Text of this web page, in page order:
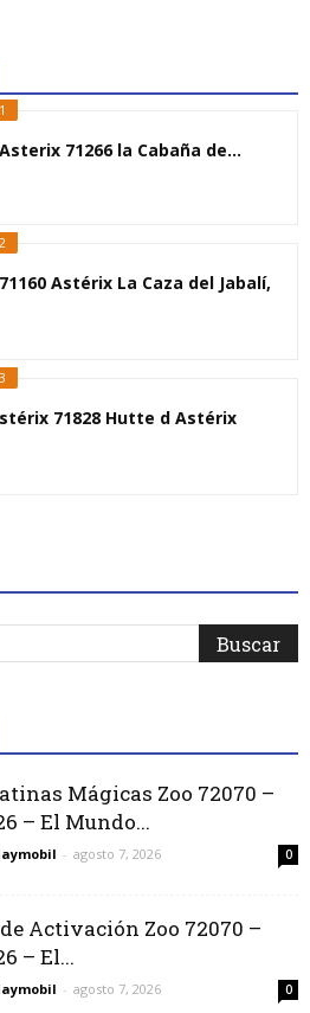
Asterix 71266 la Cabaña de...
Astérix La Caza del Jabalí,
71828 Hutte d Astérix
Mágicas Zoo 72070 –
– El Mundo...
- agosto 7, 2026 0
Activación Zoo 72070 –
– El...
- agosto 7, 2026 0